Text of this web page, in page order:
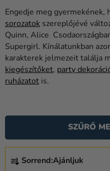
Dekoráció
és
kiegészítők
Jelmezek
Ruházat
Újdonság
Ajándékok
Ünnepek
Engedje meg gyermekének,
sorozatok szereplőjévé
Quinn, Alice
Supergirl. Kínálatunkban
karakterek jelmezeit találja
kiegészítőket, party
ruházatot is.
E
Sorrend:Ajánljuk
SZŰRŐ
E
R
M
É